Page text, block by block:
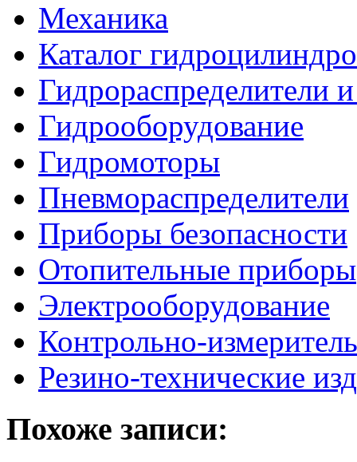
Механика
Каталог
Гидрораспределители
Гидрооборудование
Гидромоторы
Пневмораспределители
Приборы безопасности
Отопительные приборы
Электрооборудование
Контрольно-
Резино-технические
Похоже записи: